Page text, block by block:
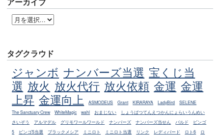
タグクラウド
ジャンボ ナンバーズ当選 宝くじ当
選 放火 放火代行 放火依頼 金運 金運
上昇 金運向上 ASMODEUS Grant KIRARAYA LadyBird
SELENE
The Sanctuary Crew
WhiteMagic wahl おまじない
しょうばつてんえつかんにょらいうんめい
さいぞう
アルマデル グリモワールワールド ナンバーズ ナンバーズ当せん バルド
ビンゴ
5
ビンゴ5当選 ブラックメシア ミニロト ミニロト当選 リンク レディバード ロト6
ロ